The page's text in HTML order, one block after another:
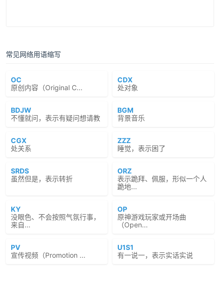
常见网络用语缩写
OC
原创内容（Original C...
CDX
处对象
BDJW
不懂就问，表示有疑问想请教
BGM
背景音乐
CGX
处关系
ZZZ
睡觉，表示困了
SRDS
虽然但是，表示转折
ORZ
表示跪拜、佩服，形似一个人
跪地...
KY
没眼色、不会按照气氛行事，
来自...
OP
原神游戏玩家或开场曲
（Open...
PV
宣传视频（Promotion ...
U1S1
有一说一，表示实话实说